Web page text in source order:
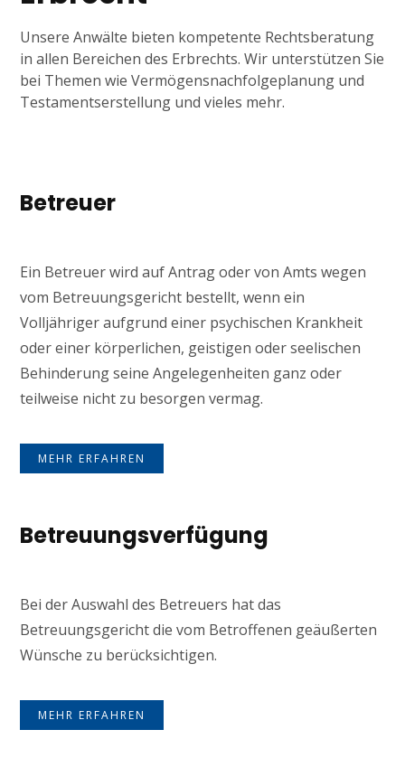
Unsere Anwälte bieten kompetente Rechtsberatung
in allen Bereichen des Erbrechts. Wir unterstützen Sie
bei Themen wie Vermögensnachfolgeplanung und
Testamentserstellung und vieles mehr.
Betreuer
Ein Betreuer wird auf Antrag oder von Amts wegen
vom Betreuungsgericht bestellt, wenn ein
Volljähriger aufgrund einer psychischen Krankheit
oder einer körperlichen, geistigen oder seelischen
Behinderung seine Angelegenheiten ganz oder
teilweise nicht zu besorgen vermag.
MEHR ERFAHREN
Betreuungsverfügung
Bei der Auswahl des Betreuers hat das
Betreuungsgericht die vom Betroffenen geäußerten
Wünsche zu berücksichtigen.
MEHR ERFAHREN